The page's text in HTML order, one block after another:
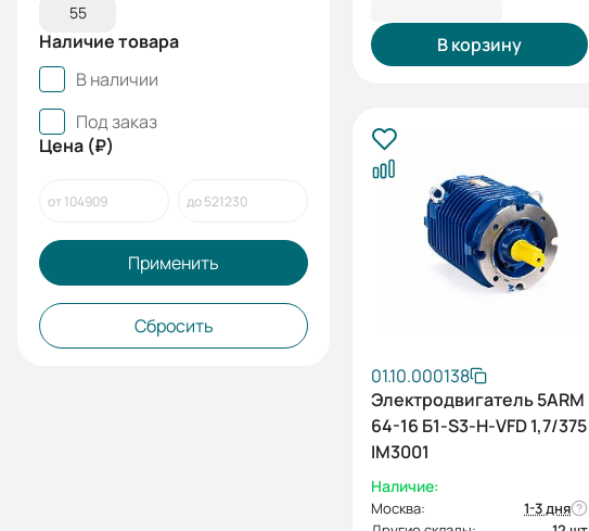
55
Наличие товара
В наличии
Под заказ
Цена (₽)
Применить
Сбросить
В корзину
01.10.000138
Электродвигатель 5ARM
64-16 Б1-S3-Н-VFD 1,7/375
IM3001
Наличие:
Москва:
1-3 дня